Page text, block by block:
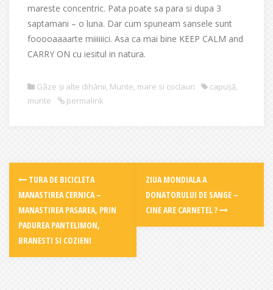
mareste concentric. Pata poate sa para si dupa 3
saptamani – o luna. Dar cum spuneam sansele sunt
fooooaaaarte miiiiiici. Asa ca mai bine KEEP CALM and
CARRY ON cu iesitul in natura.
Gâze și alte dihănii, Munte, mare si coclauri capușă,
munte
permalink
Post
navigation
TURA DE BICICLETA
MANASTIREA CERNICA –
MANASTIREA PASAREA, PRIN
PADUREA PANTELIMON,
BRANESTI SI COZIENI
ZIUA MONDIALA A
DONATORULUI DE SANGE –
CINE ARE CARNETEL ?